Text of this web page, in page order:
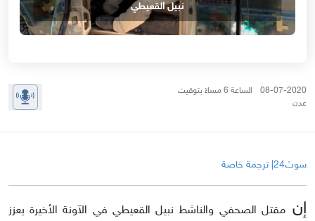
نبيل القعيطي
08-07-2020 الساعة 6 مساءً بتوقيت
عدن
سوث24| ترجمة خاصة
إنمقتل الصحفي والناشط نبيل القعيطي في الآونة الأخيرة يعزز